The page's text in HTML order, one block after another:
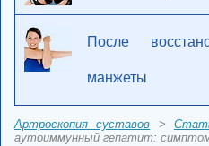
После
манжеты
Артроскопия суставов >
аутоиммунный гепатит: